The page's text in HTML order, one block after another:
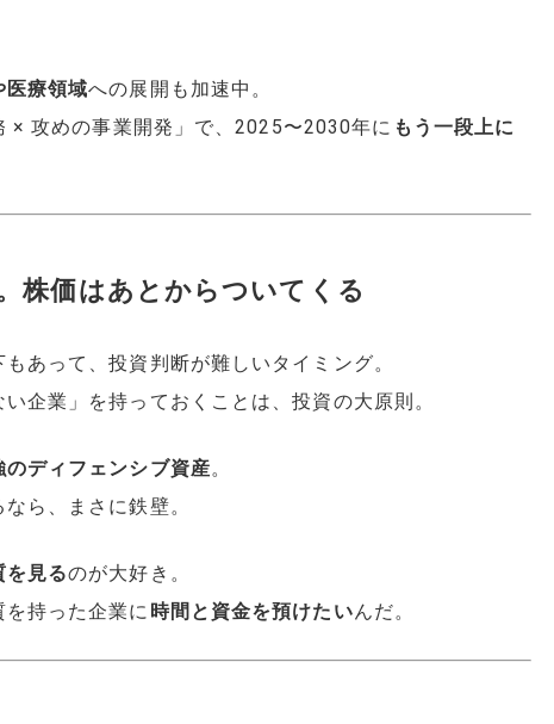
医療領域への展開も加速中。
× 攻めの事業開発」で、2025〜2030年に もう一段上に
株価はあとからついてくる
あって、投資判断が難しいタイミング。
企業」を持っておくことは、投資の大原則。
ディフェンシブ資産。
ら、まさに鉄壁。
を見るのが大好き。
持った企業に 時間と資金を預けたいんだ。